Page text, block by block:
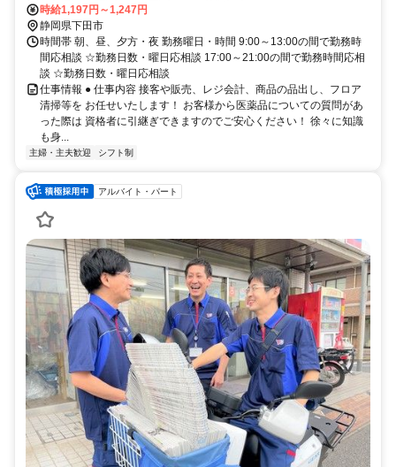
時給1,197円～1,247円
静岡県下田市
時間帯 朝、昼、夕方・夜 勤務曜日・時間 9:00～13:00の間で勤務時
間応相談 ☆勤務日数・曜日応相談 17:00～21:00の間で勤務時間応相
談 ☆勤務日数・曜日応相談
仕事情報 ● 仕事内容 接客や販売、レジ会計、商品の品出し、フロア
清掃等を お任せいたします！ お客様から医薬品についての質問があ
った際は 資格者に引継ぎできますのでご安心ください！ 徐々に知識
も身...
主婦・主夫歓迎 シフト制
アルバイト・パート